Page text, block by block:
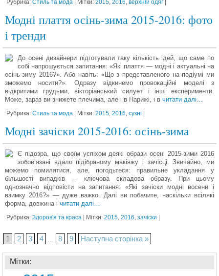
Рубрика: Стиль та мода | Мітки: 2015, 2016, верхній одяг
Модні плаття осінь-зима 2015-2016: фото
і тренди
До осені дизайнери підготували таку кількість ідей, що саме по
собі напрошується запитання: «Які плаття — модні і актуальні на
осінь-зиму 2016?». Або навіть: «Що з представленого на подіумі ми
зможемо носити?». Одразу відкинемо провокаційні моделі з
відкритими грудьми, вікторіанський силует і інші експерименти.
Може, зараз ви знижете плечима, але і в Парижі, і в читати далі…
Рубрика: Стиль та мода | Мітки: 2015, 2016, сукні
Модні зачіски 2015-2016: осінь-зима
Є підозра, що своїм успіхом деякі образи осені 2015-зими 2016
зобов’язані вдало підібраному макіяжу і зачісці. Звичайно, ми
можемо помилятися, але, погодьтеся: правильне укладання у
більшості випадків — ключова складова образу. При цьому
однозначно відповісти на запитання: «Які зачіски модні восени і
взимку 2016?» — дуже важко. Далі ви побачите, наскільки всілякі
форма, довжина і читати далі…
Рубрика: Здоров'я та краса | Мітки: 2015, 2016, зачіски
1 2 3 4 … 8 9 Наступна сторінка »
Мітки: